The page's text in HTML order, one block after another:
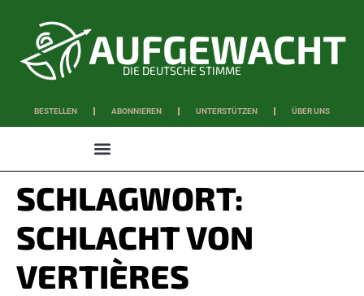
DIE DEUTSCHE STIMME
BESTELLEN ABONNIEREN UNTERSTÜTZEN ÜBER UNS
SCHLAGWORT:
SCHLACHT VON
VERTIÈRES